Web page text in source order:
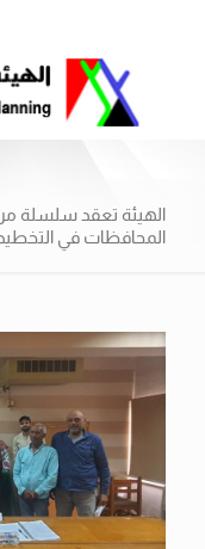
الهيئة تعقد سلسلة
المحافظات في